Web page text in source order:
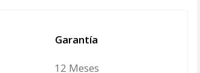
Garantía
12 Meses